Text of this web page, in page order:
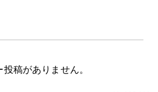
投稿がありません。